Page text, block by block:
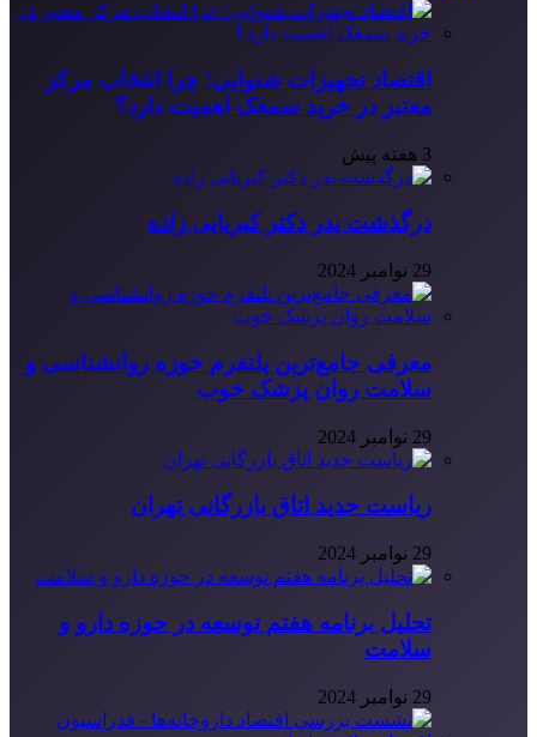
اقتصاد تجهیزات شنوایی؛ چرا انتخاب مرکز
معتبر در خرید سمعک اهمیت دارد؟
3 هفته پیش
درگذشت پدر دکتر کبریایی زاده
29 نوامبر 2024
معرفی جامع‌ترین پلتفرم حوزه روانشناسی و
سلامت روان پزشک خوب
29 نوامبر 2024
ریاست جدید اتاق بازرگانی تهران
29 نوامبر 2024
تحلیل برنامه هفتم توسعه در حوزه دارو و
سلامت
29 نوامبر 2024